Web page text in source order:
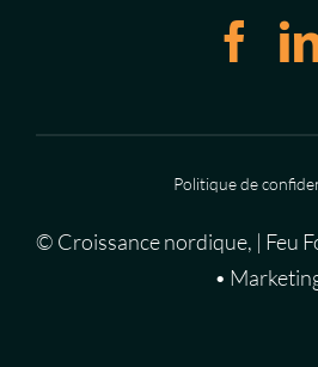
Politique de
© Croissance nordique, | Feu
•